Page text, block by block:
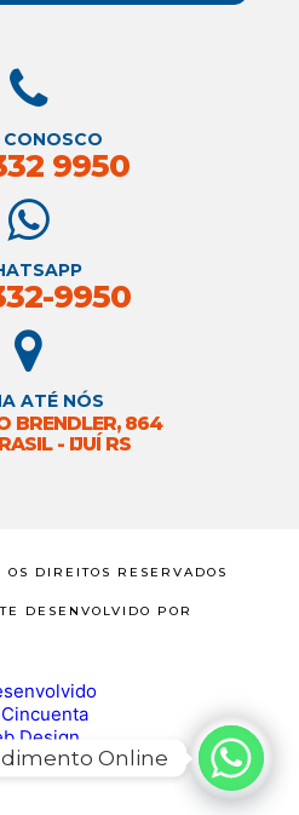
CONOSCO
9950
9950
ATÉ NÓS
BRENDLER, 864
- IJUÍ RS
DIREITOS RESERVADOS
DESENVOLVIDO POR
Online